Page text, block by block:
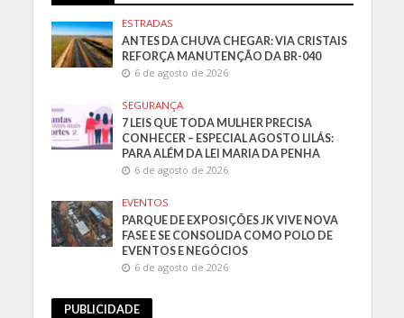
ESTRADAS
ANTES DA CHUVA CHEGAR: VIA CRISTAIS
REFORÇA MANUTENÇÃO DA BR-040
6 de agosto de 2026
SEGURANÇA
7 LEIS QUE TODA MULHER PRECISA
CONHECER – ESPECIAL AGOSTO LILÁS:
PARA ALÉM DA LEI MARIA DA PENHA
6 de agosto de 2026
EVENTOS
PARQUE DE EXPOSIÇÕES JK VIVE NOVA
FASE E SE CONSOLIDA COMO POLO DE
EVENTOS E NEGÓCIOS
6 de agosto de 2026
PUBLICIDADE